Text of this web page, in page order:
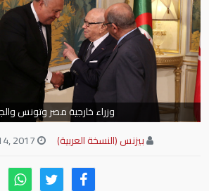
وزراء خارجية مصر وتونس
بيزنس (النسخة العربية)